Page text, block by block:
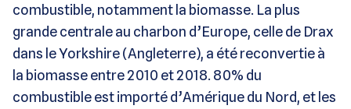
combustible, notamment la biomasse. La plus
grande centrale au charbon d’Europe, celle de Drax
dans le Yorkshire (Angleterre), a été reconvertie à
la biomasse entre 2010 et 2018. 80% du
combustible est importé d’Amérique du Nord, et les